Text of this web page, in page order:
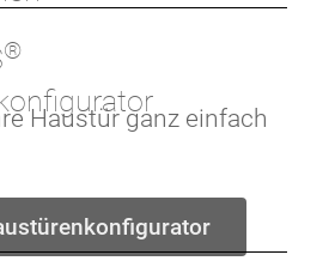
®
Haustür ganz einfach